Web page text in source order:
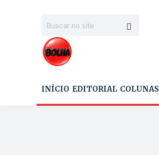
INÍCIO EDITORIAL COLUNAS